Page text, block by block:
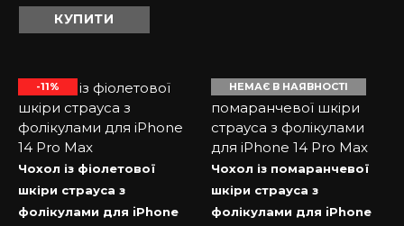
КУПИТИ
-11%
Чохол із фіолетової
шкіри страуса з
фолікулами для iPhone
НЕМАЄ В НАЯВНОСТІ
Чохол із помаранчевої
шкіри страуса з
фолікулами для iPhone